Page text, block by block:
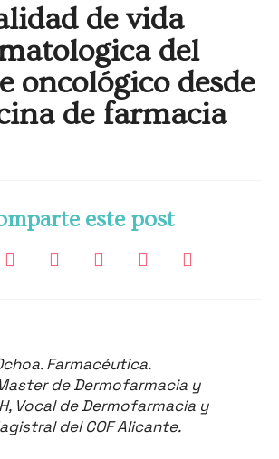
de vida
del
oncológico desde
de farmacia
este post
Farmacéutica.
de Dermofarmacia y
Vocal de Dermofarmacia y
del COF Alicante.